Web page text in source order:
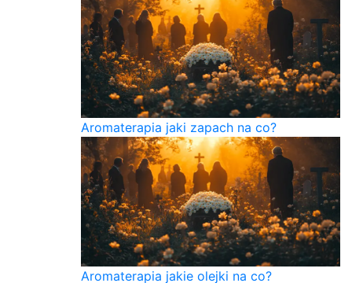
Aromaterapia jaki zapach na co?
Aromaterapia jakie olejki na co?